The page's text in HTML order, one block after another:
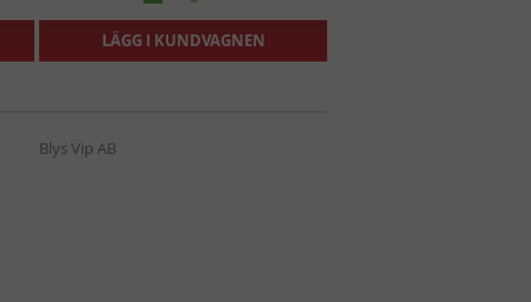
LÄGG I KUNDVAGNEN
Blys Vip AB